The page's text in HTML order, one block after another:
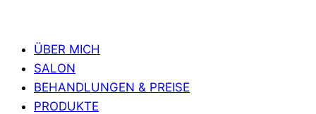
ÜBER MICH
SALON
BEHANDLUNGEN & PREISE
PRODUKTE